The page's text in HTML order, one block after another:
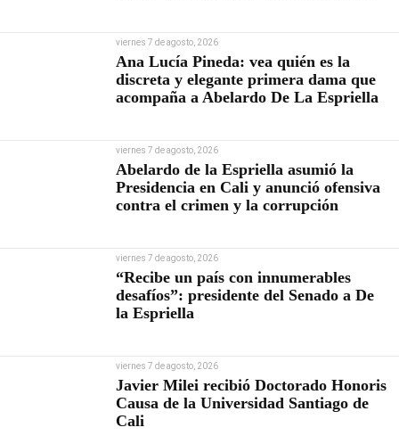
viernes 7 de agosto, 2026
Ana Lucía Pineda: vea quién es la
discreta y elegante primera dama que
acompaña a Abelardo De La Espriella
viernes 7 de agosto, 2026
Abelardo de la Espriella asumió la
Presidencia en Cali y anunció ofensiva
contra el crimen y la corrupción
viernes 7 de agosto, 2026
“Recibe un país con innumerables
desafíos”: presidente del Senado a De
la Espriella
viernes 7 de agosto, 2026
Javier Milei recibió Doctorado Honoris
Causa de la Universidad Santiago de
Cali